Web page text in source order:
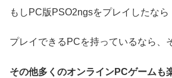
もしPC版PSO2ngsをプレイしたなら
プレイできるPCを持っているなら、
その他多くのオンラインPCゲームも